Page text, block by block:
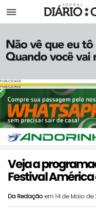
Menu
PUBLICIDADE
PUBLICIDADE
Veja a
Festival América
Da Redaçãoem 14 de Maio de